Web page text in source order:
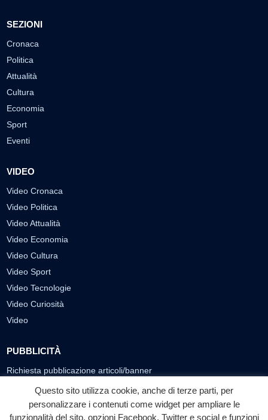
SEZIONI
Cronaca
Politica
Attualità
Cultura
Economia
Sport
Eventi
VIDEO
Video Cronaca
Video Politica
Video Attualità
Video Economia
Video Cultura
Video Sport
Video Tecnologie
Video Curiosità
Video
PUBBLICITÀ
Richiesta pubblicazione articoli/banner
SEGUICI SUI SOCIAL
Questo sito utilizza cookie, anche di terze parti, per
personalizzare i contenuti come widget per ampliare le
funzionalità del sito, opzioni Facebook, Twitter e social e funzioni